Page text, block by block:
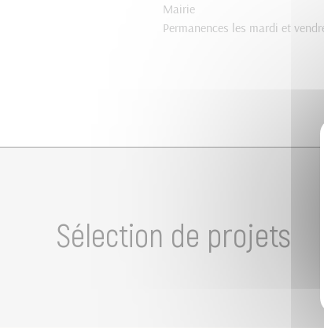
Mairie
Permanences les mardi et
Sélection de projets